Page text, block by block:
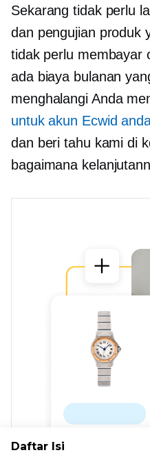
Sekarang tidak perlu
dan pengujian produk
tidak perlu membayar
ada biaya bulanan
menghalangi Anda
untuk akun Ecwid
dan beri tahu kami di
bagaimana
Daftar Isi